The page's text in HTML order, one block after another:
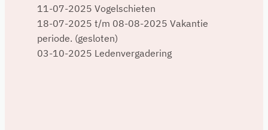
11-07-2025 Vogelschieten
18-07-2025 t/m 08-08-2025 Vakantie
periode. (gesloten)
03-10-2025 Ledenvergadering